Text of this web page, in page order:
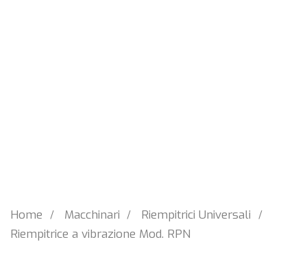
Home Macchinari
Riempitrici Universali
Riempitrice a vibrazione Mod. RPN